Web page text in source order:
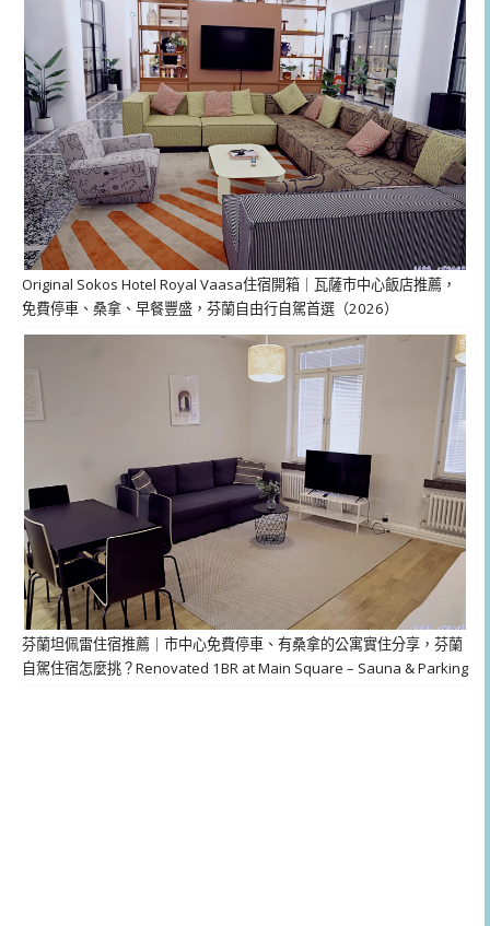
Original Sokos Hotel Royal Vaasa住宿開箱｜瓦薩市中心飯店推薦，
免費停車、桑拿、早餐豐盛，芬蘭自由行自駕首選（2026）
芬蘭坦佩雷住宿推薦｜市中心免費停車、有桑拿的公寓實住分享，芬蘭
自駕住宿怎麼挑？Renovated 1BR at Main Square – Sauna & Parking